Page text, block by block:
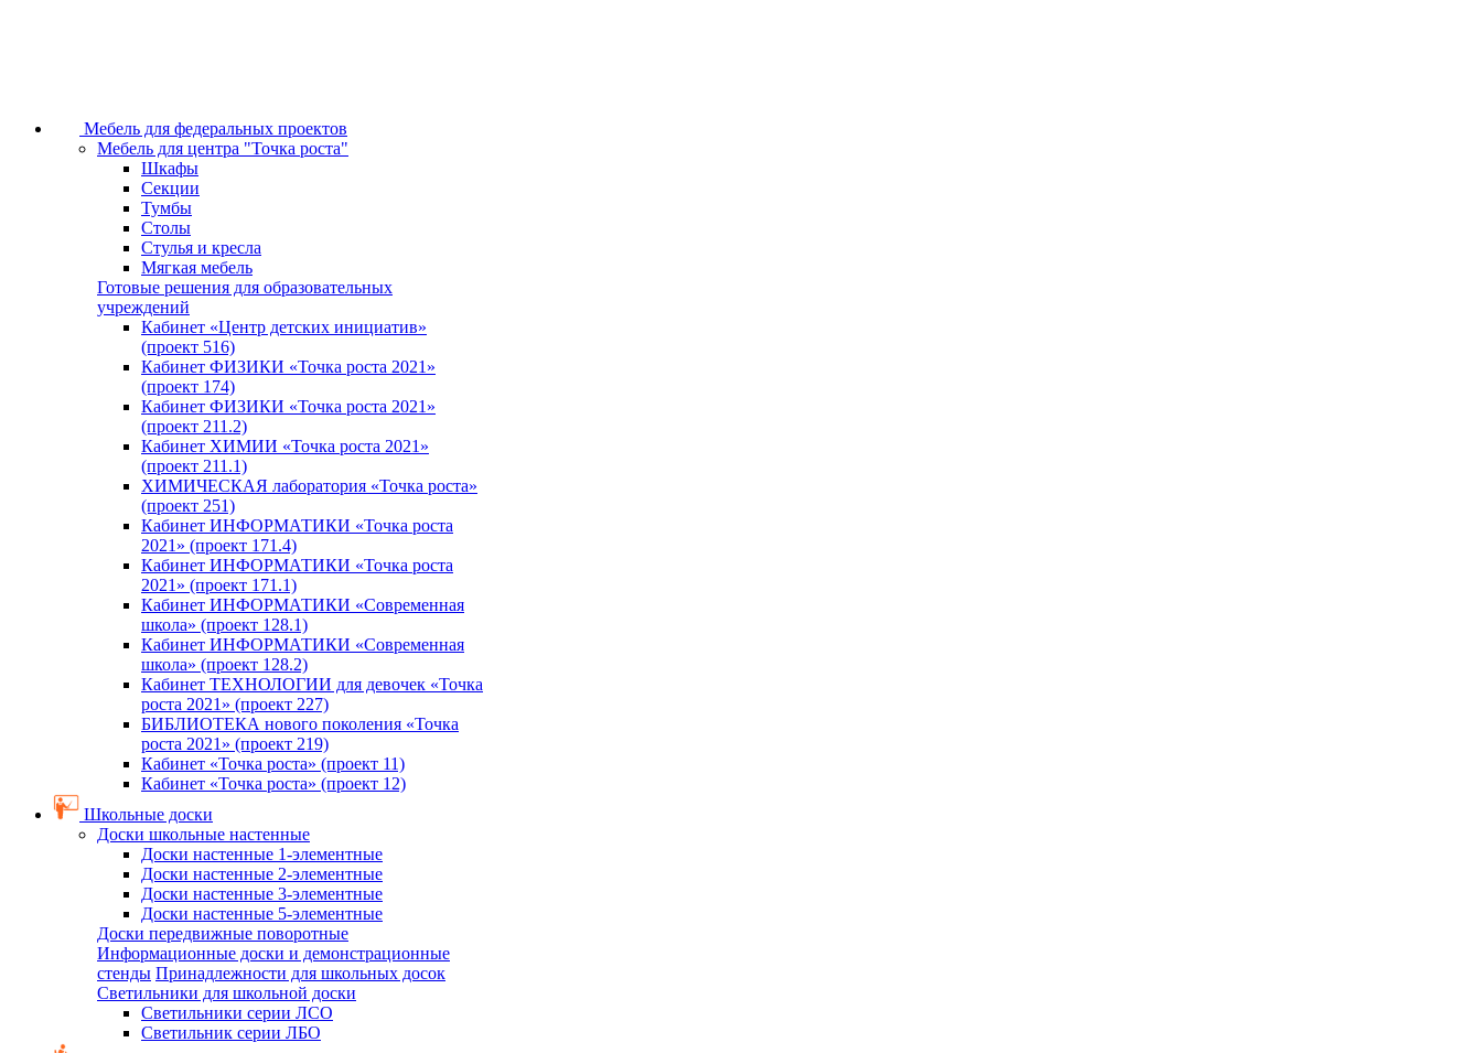
Мебель для федеральных проектов
Мебель для центра "Точка роста"
Шкафы
Секции
Тумбы
Столы
Стулья и кресла
Мягкая мебель
Готовые решения для образовательных
учреждений
Кабинет «Центр детских инициатив»
(проект 516)
Кабинет ФИЗИКИ «Точка роста 2021»
(проект 174)
Кабинет ФИЗИКИ «Точка роста 2021»
(проект 211.2)
Кабинет ХИМИИ «Точка роста 2021»
(проект 211.1)
ХИМИЧЕСКАЯ лаборатория «Точка роста»
(проект 251)
Кабинет ИНФОРМАТИКИ «Точка роста
2021» (проект 171.4)
Кабинет ИНФОРМАТИКИ «Точка роста
2021» (проект 171.1)
Кабинет ИНФОРМАТИКИ «Современная
школа» (проект 128.1)
Кабинет ИНФОРМАТИКИ «Современная
школа» (проект 128.2)
Кабинет ТЕХНОЛОГИИ для девочек «Точка
роста 2021» (проект 227)
БИБЛИОТЕКА нового поколения «Точка
роста 2021» (проект 219)
Кабинет «Точка роста» (проект 11)
Кабинет «Точка роста» (проект 12)
Школьные доски
Доски школьные настенные
Доски настенные 1-элементные
Доски настенные 2-элементные
Доски настенные 3-элементные
Доски настенные 5-элементные
Доски передвижные поворотные
Информационные доски и демонстрационные
стенды Принадлежности для школьных досок
Светильники для школьной доски
Светильники серии ЛСО
Светильник серии ЛБО